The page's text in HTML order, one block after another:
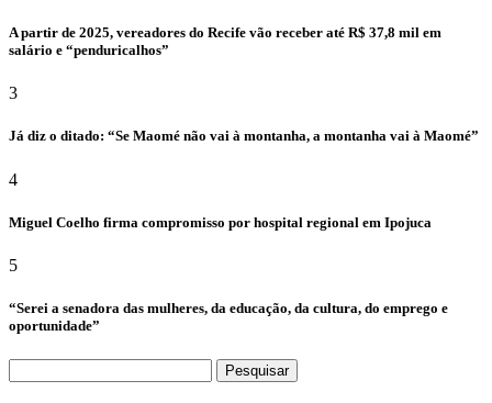
A partir de 2025, vereadores do Recife vão receber até R$ 37,8 mil em
salário e “penduricalhos”
3
Já diz o ditado: “Se Maomé não vai à montanha, a montanha vai à Maomé”
4
Miguel Coelho firma compromisso por hospital regional em Ipojuca
5
“Serei a senadora das mulheres, da educação, da cultura, do emprego e
oportunidade”
Pesquisar